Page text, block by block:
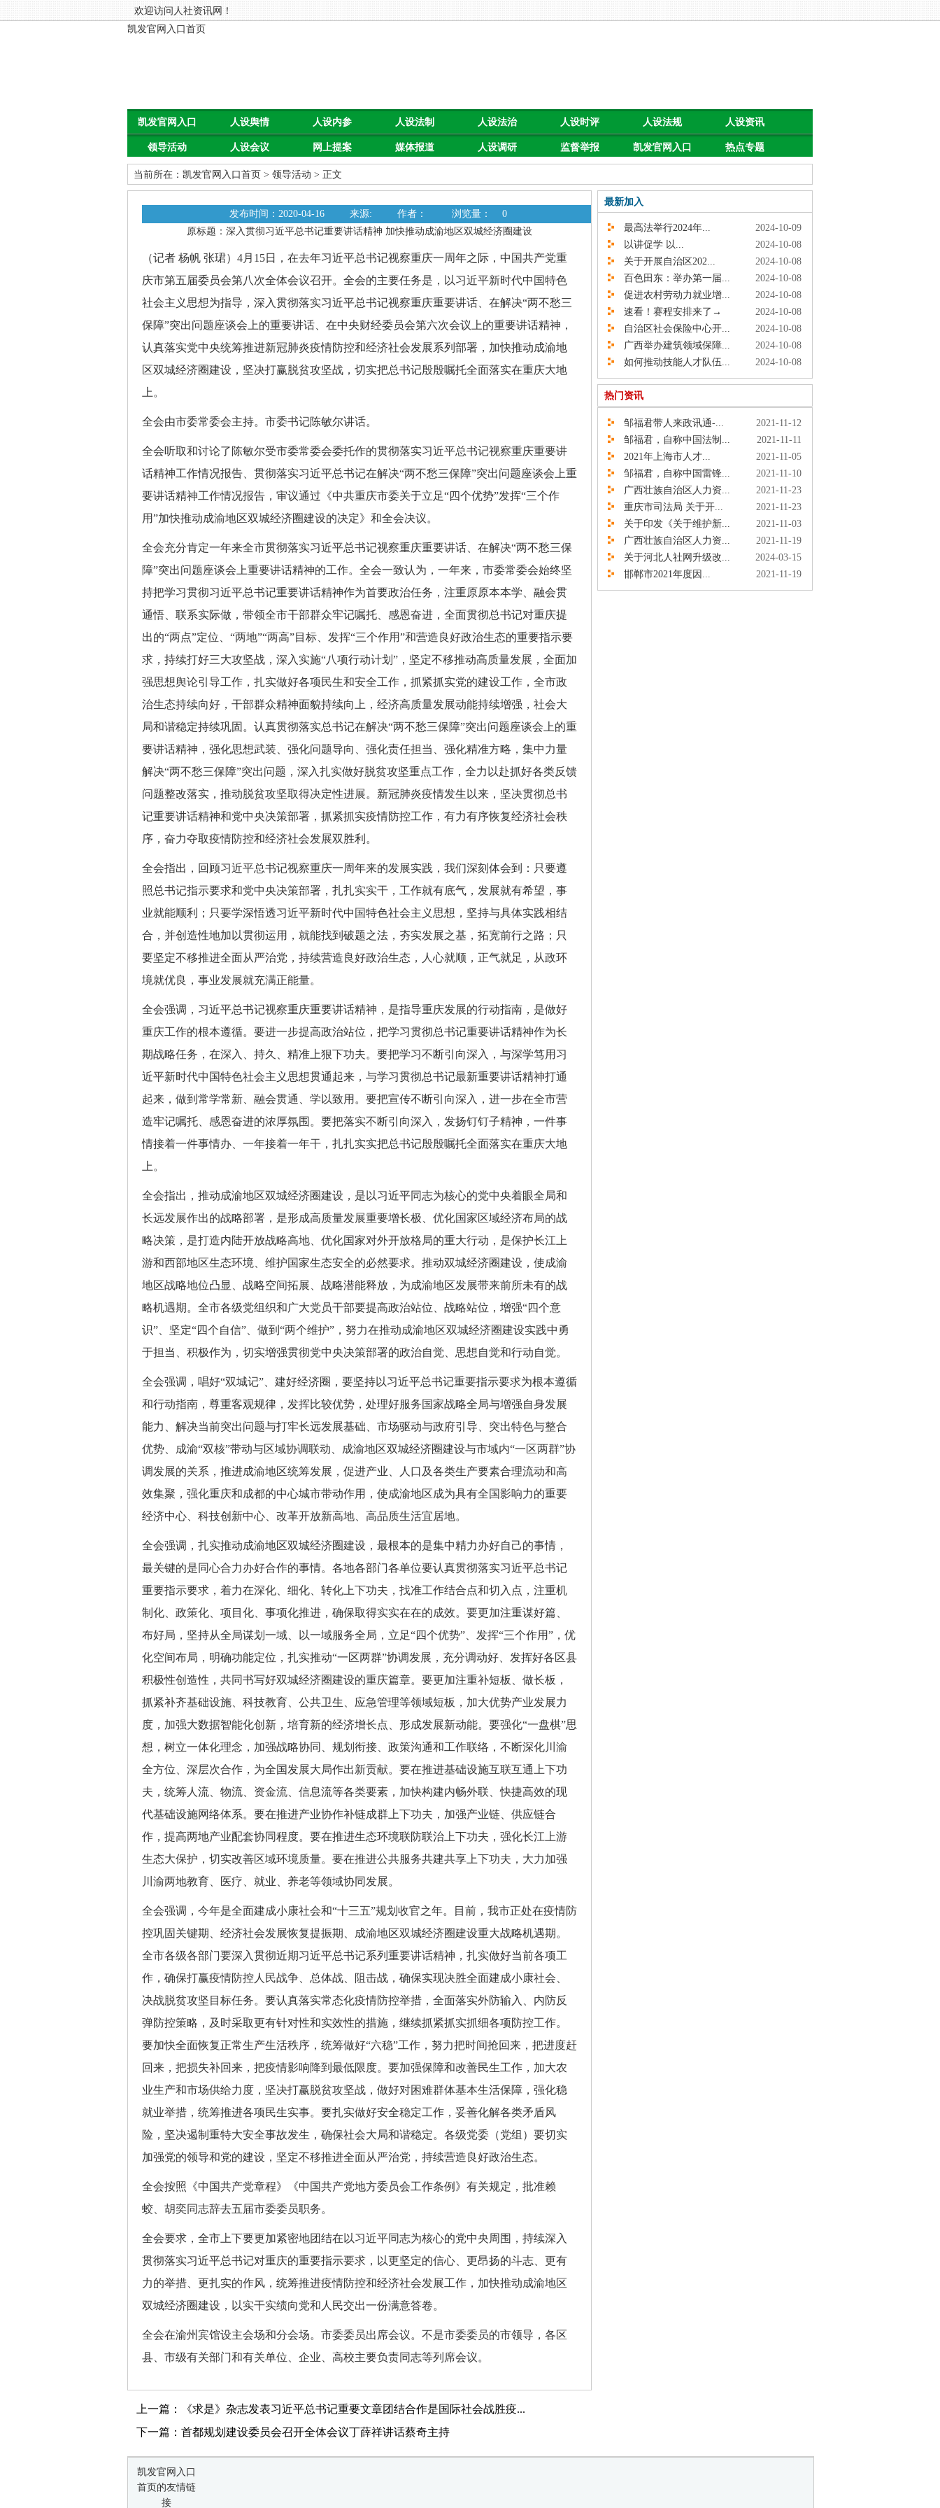
欢迎访问人社资讯网！
凯发官网入口首页
凯发官网入口
首页
人设舆情 人设内参 人设法制 人设法治 人设时评 人设法规 人设资讯
领导活动 人设会议 网上提案 媒体报道 人设调研 监督举报 凯发官网入口 热点专题
当前所在： 凯发官网入口首页 > 领导活动 > 正文
发布时间：2020-04-16 来源: 作者： 浏览量：
0
原标题：深入贯彻习近平总书记重要讲话精神 加快推动成渝地区双城经济圈建设
（记者 杨帆 张珺）4月15日，在去年习近平总书记视察重庆一周年之际，中国共产党重
庆市第五届委员会第八次全体会议召开。全会的主要任务是，以习近平新时代中国特色
社会主义思想为指导，深入贯彻落实习近平总书记视察重庆重要讲话、在解决“两不愁三
保障”突出问题座谈会上的重要讲话、在中央财经委员会第六次会议上的重要讲话精神，
认真落实党中央统筹推进新冠肺炎疫情防控和经济社会发展系列部署，加快推动成渝地
区双城经济圈建设，坚决打赢脱贫攻坚战，切实把总书记殷殷嘱托全面落实在重庆大地
上。
全会由市委常委会主持。市委书记陈敏尔讲话。
全会听取和讨论了陈敏尔受市委常委会委托作的贯彻落实习近平总书记视察重庆重要讲
话精神工作情况报告、贯彻落实习近平总书记在解决“两不愁三保障”突出问题座谈会上重
要讲话精神工作情况报告，审议通过《中共重庆市委关于立足“四个优势”发挥“三个作
用”加快推动成渝地区双城经济圈建设的决定》和全会决议。
全会充分肯定一年来全市贯彻落实习近平总书记视察重庆重要讲话、在解决“两不愁三保
障”突出问题座谈会上重要讲话精神的工作。全会一致认为，一年来，市委常委会始终坚
持把学习贯彻习近平总书记重要讲话精神作为首要政治任务，注重原原本本学、融会贯
通悟、联系实际做，带领全市干部群众牢记嘱托、感恩奋进，全面贯彻总书记对重庆提
出的“两点”定位、“两地”“两高”目标、发挥“三个作用”和营造良好政治生态的重要指示要
求，持续打好三大攻坚战，深入实施“八项行动计划”，坚定不移推动高质量发展，全面加
强思想舆论引导工作，扎实做好各项民生和安全工作，抓紧抓实党的建设工作，全市政
治生态持续向好，干部群众精神面貌持续向上，经济高质量发展动能持续增强，社会大
局和谐稳定持续巩固。认真贯彻落实总书记在解决“两不愁三保障”突出问题座谈会上的重
要讲话精神，强化思想武装、强化问题导向、强化责任担当、强化精准方略，集中力量
解决“两不愁三保障”突出问题，深入扎实做好脱贫攻坚重点工作，全力以赴抓好各类反馈
问题整改落实，推动脱贫攻坚取得决定性进展。新冠肺炎疫情发生以来，坚决贯彻总书
记重要讲话精神和党中央决策部署，抓紧抓实疫情防控工作，有力有序恢复经济社会秩
序，奋力夺取疫情防控和经济社会发展双胜利。
全会指出，回顾习近平总书记视察重庆一周年来的发展实践，我们深刻体会到：只要遵
照总书记指示要求和党中央决策部署，扎扎实实干，工作就有底气，发展就有希望，事
业就能顺利；只要学深悟透习近平新时代中国特色社会主义思想，坚持与具体实践相结
合，并创造性地加以贯彻运用，就能找到破题之法，夯实发展之基，拓宽前行之路；只
要坚定不移推进全面从严治党，持续营造良好政治生态，人心就顺，正气就足，从政环
境就优良，事业发展就充满正能量。
全会强调，习近平总书记视察重庆重要讲话精神，是指导重庆发展的行动指南，是做好
重庆工作的根本遵循。要进一步提高政治站位，把学习贯彻总书记重要讲话精神作为长
期战略任务，在深入、持久、精准上狠下功夫。要把学习不断引向深入，与深学笃用习
近平新时代中国特色社会主义思想贯通起来，与学习贯彻总书记最新重要讲话精神打通
起来，做到常学常新、融会贯通、学以致用。要把宣传不断引向深入，进一步在全市营
造牢记嘱托、感恩奋进的浓厚氛围。要把落实不断引向深入，发扬钉钉子精神，一件事
情接着一件事情办、一年接着一年干，扎扎实实把总书记殷殷嘱托全面落实在重庆大地
上。
全会指出，推动成渝地区双城经济圈建设，是以习近平同志为核心的党中央着眼全局和
长远发展作出的战略部署，是形成高质量发展重要增长极、优化国家区域经济布局的战
略决策，是打造内陆开放战略高地、优化国家对外开放格局的重大行动，是保护长江上
游和西部地区生态环境、维护国家生态安全的必然要求。推动双城经济圈建设，使成渝
地区战略地位凸显、战略空间拓展、战略潜能释放，为成渝地区发展带来前所未有的战
略机遇期。全市各级党组织和广大党员干部要提高政治站位、战略站位，增强“四个意
识”、坚定“四个自信”、做到“两个维护”，努力在推动成渝地区双城经济圈建设实践中勇
于担当、积极作为，切实增强贯彻党中央决策部署的政治自觉、思想自觉和行动自觉。
全会强调，唱好“双城记”、建好经济圈，要坚持以习近平总书记重要指示要求为根本遵循
和行动指南，尊重客观规律，发挥比较优势，处理好服务国家战略全局与增强自身发展
能力、解决当前突出问题与打牢长远发展基础、市场驱动与政府引导、突出特色与整合
优势、成渝“双核”带动与区域协调联动、成渝地区双城经济圈建设与市域内“一区两群”协
调发展的关系，推进成渝地区统筹发展，促进产业、人口及各类生产要素合理流动和高
效集聚，强化重庆和成都的中心城市带动作用，使成渝地区成为具有全国影响力的重要
经济中心、科技创新中心、改革开放新高地、高品质生活宜居地。
全会强调，扎实推动成渝地区双城经济圈建设，最根本的是集中精力办好自己的事情，
最关键的是同心合力办好合作的事情。各地各部门各单位要认真贯彻落实习近平总书记
重要指示要求，着力在深化、细化、转化上下功夫，找准工作结合点和切入点，注重机
制化、政策化、项目化、事项化推进，确保取得实实在在的成效。要更加注重谋好篇、
布好局，坚持从全局谋划一域、以一域服务全局，立足“四个优势”、发挥“三个作用”，优
化空间布局，明确功能定位，扎实推动“一区两群”协调发展，充分调动好、发挥好各区县
积极性创造性，共同书写好双城经济圈建设的重庆篇章。要更加注重补短板、做长板，
抓紧补齐基础设施、科技教育、公共卫生、应急管理等领域短板，加大优势产业发展力
度，加强大数据智能化创新，培育新的经济增长点、形成发展新动能。要强化“一盘棋”思
想，树立一体化理念，加强战略协同、规划衔接、政策沟通和工作联络，不断深化川渝
全方位、深层次合作，为全国发展大局作出新贡献。要在推进基础设施互联互通上下功
夫，统筹人流、物流、资金流、信息流等各类要素，加快构建内畅外联、快捷高效的现
代基础设施网络体系。要在推进产业协作补链成群上下功夫，加强产业链、供应链合
作，提高两地产业配套协同程度。要在推进生态环境联防联治上下功夫，强化长江上游
生态大保护，切实改善区域环境质量。要在推进公共服务共建共享上下功夫，大力加强
川渝两地教育、医疗、就业、养老等领域协同发展。
全会强调，今年是全面建成小康社会和“十三五”规划收官之年。目前，我市正处在疫情防
控巩固关键期、经济社会发展恢复提振期、成渝地区双城经济圈建设重大战略机遇期。
全市各级各部门要深入贯彻近期习近平总书记系列重要讲话精神，扎实做好当前各项工
作，确保打赢疫情防控人民战争、总体战、阻击战，确保实现决胜全面建成小康社会、
决战脱贫攻坚目标任务。要认真落实常态化疫情防控举措，全面落实外防输入、内防反
弹防控策略，及时采取更有针对性和实效性的措施，继续抓紧抓实抓细各项防控工作。
要加快全面恢复正常生产生活秩序，统筹做好“六稳”工作，努力把时间抢回来，把进度赶
回来，把损失补回来，把疫情影响降到最低限度。要加强保障和改善民生工作，加大农
业生产和市场供给力度，坚决打赢脱贫攻坚战，做好对困难群体基本生活保障，强化稳
就业举措，统筹推进各项民生实事。要扎实做好安全稳定工作，妥善化解各类矛盾风
险，坚决遏制重特大安全事故发生，确保社会大局和谐稳定。各级党委（党组）要切实
加强党的领导和党的建设，坚定不移推进全面从严治党，持续营造良好政治生态。
全会按照《中国共产党章程》《中国共产党地方委员会工作条例》有关规定，批准赖
蛟、胡奕同志辞去五届市委委员职务。
全会要求，全市上下要更加紧密地团结在以习近平同志为核心的党中央周围，持续深入
贯彻落实习近平总书记对重庆的重要指示要求，以更坚定的信心、更昂扬的斗志、更有
力的举措、更扎实的作风，统筹推进疫情防控和经济社会发展工作，加快推动成渝地区
双城经济圈建设，以实干实绩向党和人民交出一份满意答卷。
全会在渝州宾馆设主会场和分会场。市委委员出席会议。不是市委委员的市领导，各区
县、市级有关部门和有关单位、企业、高校主要负责同志等列席会议。
上一篇：《求是》杂志发表习近平总书记重要文章团结合作是国际社会战胜疫...
下一篇：首都规划建设委员会召开全体会议丁薛祥讲话蔡奇主持
最新加入
最高法举行2024年...
2024-10-09
以讲促学 以...
2024-10-08
关于开展自治区202...
2024-10-08
百色田东：举办第一届...
2024-10-08
促进农村劳动力就业增...
2024-10-08
速看！赛程安排来了→
2024-10-08
自治区社会保险中心开...
2024-10-08
广西举办建筑领域保障...
2024-10-08
如何推动技能人才队伍...
2024-10-08
热门资讯
邹福君带人来政讯通-...
2021-11-12
邹福君，自称中国法制...
2021-11-11
2021年上海市人才...
2021-11-05
邹福君，自称中国雷锋...
2021-11-10
广西壮族自治区人力资...
2021-11-23
重庆市司法局 关于开...
2021-11-23
关于印发《关于维护新...
2021-11-03
广西壮族自治区人力资...
2021-11-19
关于河北人社网升级改...
2024-03-15
邯郸市2021年度因...
2021-11-19
凯发官网入口
首页的友情链
接